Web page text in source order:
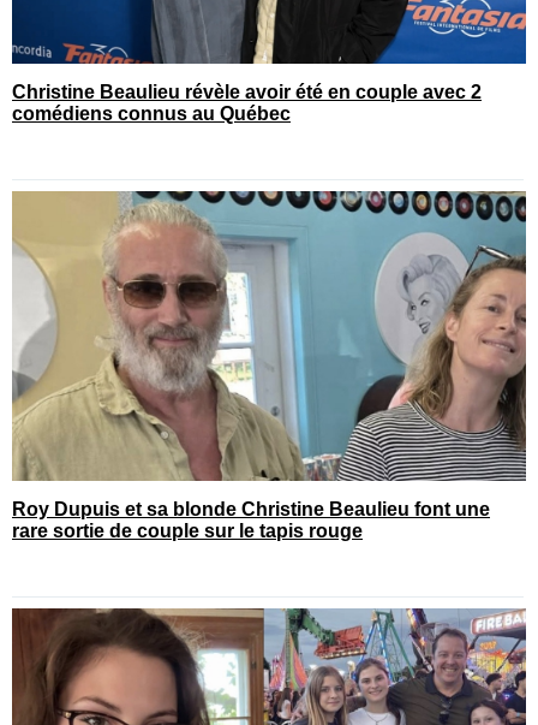
Christine Beaulieu révèle avoir été en couple avec 2
comédiens connus au Québec
Roy Dupuis et sa blonde Christine Beaulieu font une
rare sortie de couple sur le tapis rouge